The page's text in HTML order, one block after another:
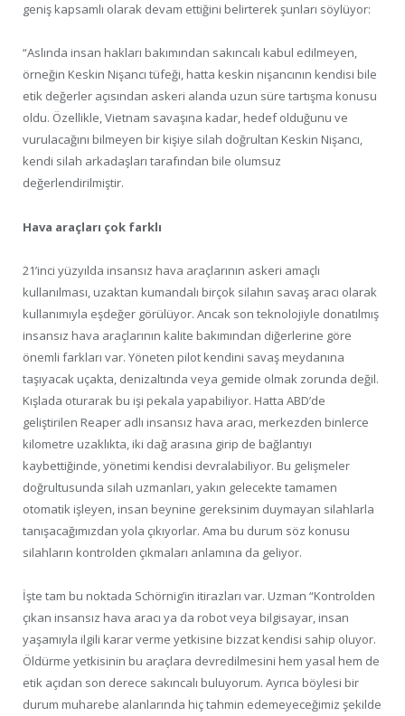
geniş kapsamlı olarak devam ettiğini belirterek şunları söylüyor:
“Aslında insan hakları bakımından sakıncalı kabul edilmeyen,
örneğin Keskin Nişancı tüfeği, hatta keskin nişancının kendisi bile
etik değerler açısından askeri alanda uzun süre tartışma konusu
oldu. Özellikle, Vietnam savaşına kadar, hedef olduğunu ve
vurulacağını bilmeyen bir kişiye silah doğrultan Keskin Nişancı,
kendi silah arkadaşları tarafından bile olumsuz
değerlendirilmiştir.
Hava araçları çok farklı
21’inci yüzyılda insansız hava araçlarının askeri amaçlı
kullanılması, uzaktan kumandalı birçok silahın savaş aracı olarak
kullanımıyla eşdeğer görülüyor. Ancak son teknolojiyle donatılmış
insansız hava araçlarının kalite bakımından diğerlerine göre
önemli farkları var. Yöneten pilot kendini savaş meydanına
taşıyacak uçakta, denizaltında veya gemide olmak zorunda değil.
Kışlada oturarak bu işi pekala yapabiliyor. Hatta ABD’de
geliştirilen Reaper adlı insansız hava aracı, merkezden binlerce
kilometre uzaklıkta, iki dağ arasına girip de bağlantıyı
kaybettiğinde, yönetimi kendisi devralabiliyor. Bu gelişmeler
doğrultusunda silah uzmanları, yakın gelecekte tamamen
otomatik işleyen, insan beynine gereksinim duymayan silahlarla
tanışacağımızdan yola çıkıyorlar. Ama bu durum söz konusu
silahların kontrolden çıkmaları anlamına da geliyor.
İşte tam bu noktada Schörnig’in itirazları var. Uzman “Kontrolden
çıkan insansız hava aracı ya da robot veya bilgisayar, insan
yaşamıyla ilgili karar verme yetkisine bizzat kendisi sahip oluyor.
Öldürme yetkisinin bu araçlara devredilmesini hem yasal hem de
etik açıdan son derece sakıncalı buluyorum. Ayrıca böylesi bir
durum muharebe alanlarında hiç tahmin edemeyeceğimiz şekilde